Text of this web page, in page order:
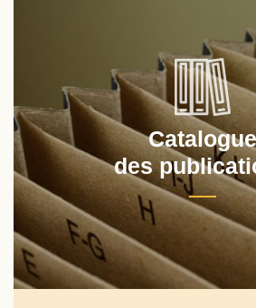
Catalogue
des